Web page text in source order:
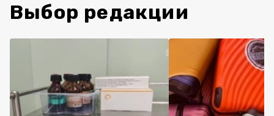
Выбор редакции